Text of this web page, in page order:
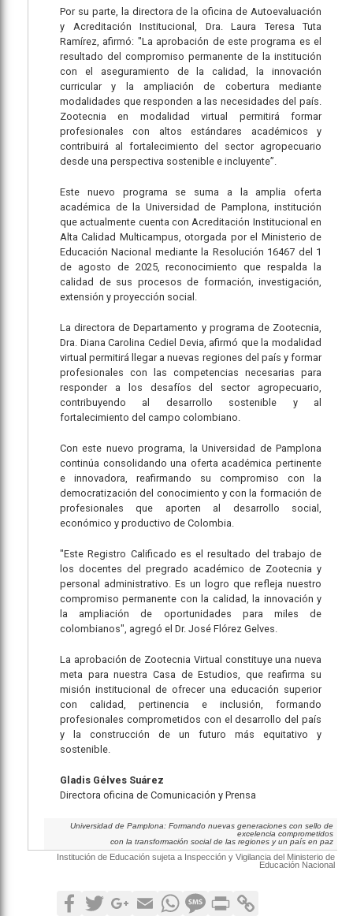
Por su parte, la directora de la oficina de Autoevaluación
y Acreditación Institucional, Dra. Laura Teresa Tuta
Ramírez, afirmó: "La aprobación de este programa es el
resultado del compromiso permanente de la institución
con el aseguramiento de la calidad, la innovación
curricular y la ampliación de cobertura mediante
modalidades que responden a las necesidades del país.
Zootecnia en modalidad virtual permitirá formar
profesionales con altos estándares académicos y
contribuirá al fortalecimiento del sector agropecuario
desde una perspectiva sostenible e incluyente”.
Este nuevo programa se suma a la amplia oferta
académica de la Universidad de Pamplona, institución
que actualmente cuenta con Acreditación Institucional en
Alta Calidad Multicampus, otorgada por el Ministerio de
Educación Nacional mediante la Resolución 16467 del 1
de agosto de 2025, reconocimiento que respalda la
calidad de sus procesos de formación, investigación,
extensión y proyección social.
La directora de Departamento y programa de Zootecnia,
Dra. Diana Carolina Cediel Devia, afirmó que la modalidad
virtual permitirá llegar a nuevas regiones del país y formar
profesionales con las competencias necesarias para
responder a los desafíos del sector agropecuario,
contribuyendo al desarrollo sostenible y al
fortalecimiento del campo colombiano.
Con este nuevo programa, la Universidad de Pamplona
continúa consolidando una oferta académica pertinente
e innovadora, reafirmando su compromiso con la
democratización del conocimiento y con la formación de
profesionales que aporten al desarrollo social,
económico y productivo de Colombia.
"Este Registro Calificado es el resultado del trabajo de
los docentes del pregrado académico de Zootecnia y
personal administrativo. Es un logro que refleja nuestro
compromiso permanente con la calidad, la innovación y
la ampliación de oportunidades para miles de
colombianos", agregó el Dr. José Flórez Gelves.
La aprobación de Zootecnia Virtual constituye una nueva
meta para nuestra Casa de Estudios, que reafirma su
misión institucional de ofrecer una educación superior
con calidad, pertinencia e inclusión, formando
profesionales comprometidos con el desarrollo del país
y la construcción de un futuro más equitativo y
sostenible.
Gladis Gélves Suárez
Directora oficina de Comunicación y Prensa
Universidad de Pamplona: Formando nuevas generaciones con sello de
excelencia comprometidos
con la transformación social de las regiones y un país en paz
Institución de Educación sujeta a Inspección y Vigilancia del Ministerio de
Educación Nacional
FacebookTwitterGoogle+
EmailWhatsApp
SMS Print